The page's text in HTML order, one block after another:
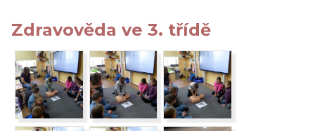
Zdravověda ve 3. třídě